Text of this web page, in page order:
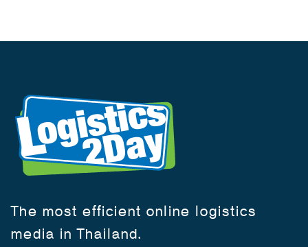
The most efficient online logistics
media in Thailand.